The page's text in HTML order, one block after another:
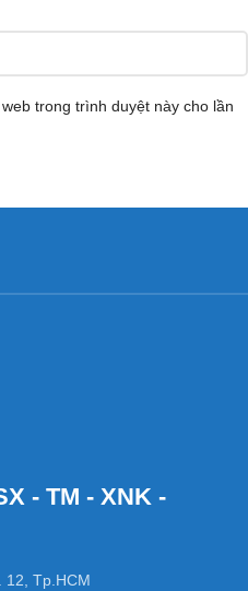
trong trình duyệt này cho lần
- TM - XNK -
12, Tp.HCM